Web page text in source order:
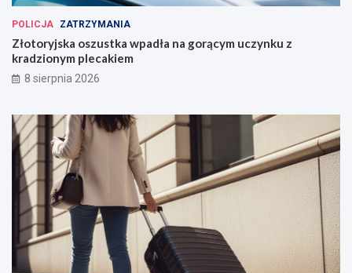
POLICJA ZATRZYMANIA
Złotoryjska oszustka wpadła na gorącym uczynku z
kradzionym plecakiem
8 sierpnia 2026